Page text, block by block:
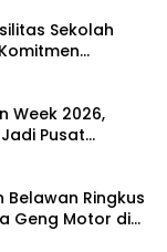
Sekolah
dan
Week 2026,
Pusat
Belawan Ringkus
Geng Motor di